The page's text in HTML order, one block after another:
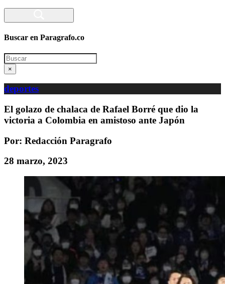
Buscar en Paragrafo.co
Search
×
deportes
El golazo de chalaca de Rafael Borré que dio la
victoria a Colombia en amistoso ante Japón
Por: Redacción Paragrafo
28 marzo, 2023